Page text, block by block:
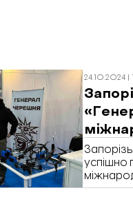
24.10.2024 |
успішно
Захід